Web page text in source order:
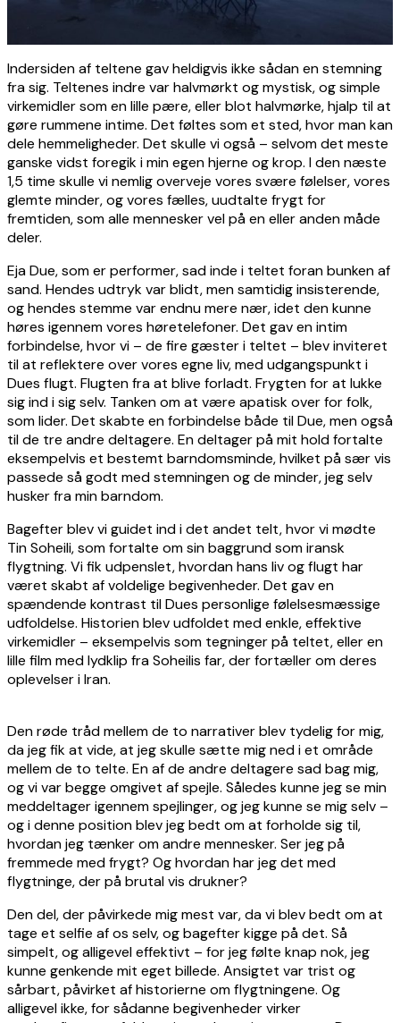
Indersiden af teltene gav heldigvis ikke sådan en stemning
fra sig. Teltenes indre var halvmørkt og mystisk, og simple
virkemidler som en lille pære, eller blot halvmørke, hjalp til at
gøre rummene intime. Det føltes som et sted, hvor man kan
dele hemmeligheder. Det skulle vi også – selvom det meste
ganske vidst foregik i min egen hjerne og krop. I den næste
1,5 time skulle vi nemlig overveje vores svære følelser, vores
glemte minder, og vores fælles, uudtalte frygt for
fremtiden, som alle mennesker vel på en eller anden måde
deler.
Eja Due, som er performer, sad inde i teltet foran bunken af
sand. Hendes udtryk var blidt, men samtidig insisterende,
og hendes stemme var endnu mere nær, idet den kunne
høres igennem vores høretelefoner. Det gav en intim
forbindelse, hvor vi – de fire gæster i teltet – blev inviteret
til at reflektere over vores egne liv, med udgangspunkt i
Dues flugt. Flugten fra at blive forladt. Frygten for at lukke
sig ind i sig selv. Tanken om at være apatisk over for folk,
som lider. Det skabte en forbindelse både til Due, men også
til de tre andre deltagere. En deltager på mit hold fortalte
eksempelvis et bestemt barndomsminde, hvilket på sær vis
passede så godt med stemningen og de minder, jeg selv
husker fra min barndom.
Bagefter blev vi guidet ind i det andet telt, hvor vi mødte
Tin Soheili, som fortalte om sin baggrund som iransk
flygtning. Vi fik udpenslet, hvordan hans liv og flugt har
været skabt af voldelige begivenheder. Det gav en
spændende kontrast til Dues personlige følelsesmæssige
udfoldelse. Historien blev udfoldet med enkle, effektive
virkemidler – eksempelvis som tegninger på teltet, eller en
lille film med lydklip fra Soheilis far, der fortæller om deres
oplevelser i Iran.
Den røde tråd mellem de to narrativer blev tydelig for mig,
da jeg fik at vide, at jeg skulle sætte mig ned i et område
mellem de to telte. En af de andre deltagere sad bag mig,
og vi var begge omgivet af spejle. Således kunne jeg se min
meddeltager igennem spejlinger, og jeg kunne se mig selv –
og i denne position blev jeg bedt om at forholde sig til,
hvordan jeg tænker om andre mennesker. Ser jeg på
fremmede med frygt? Og hvordan har jeg det med
flygtninge, der på brutal vis drukner?
Den del, der påvirkede mig mest var, da vi blev bedt om at
tage et selfie af os selv, og bagefter kigge på det. Så
simpelt, og alligevel effektivt – for jeg følte knap nok, jeg
kunne genkende mit eget billede. Ansigtet var trist og
sårbart, påvirket af historierne om flygtningene. Og
alligevel ikke, for sådanne begivenheder virker